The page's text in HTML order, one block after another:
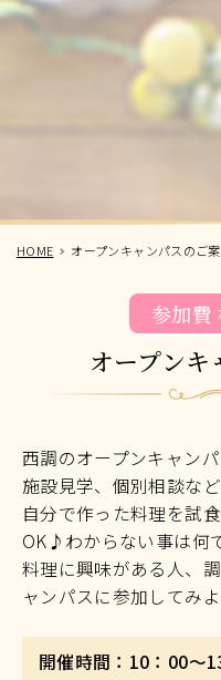
HOME オープンキャンパスのご
オープンキ
参加費
西調のオープンキャン
施設見学、個別相談な
自分で作った料理を試
OK♪わからない事は何
料理に興味がある人、
ャンパスに参加してみよ
開催時間：10：00～